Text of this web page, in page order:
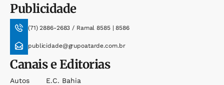
Publicidade
(71) 2886-2683 / Ramal 8585 | 8586
publicidade@grupoatarde.com.br
Canais e Editorias
Autos
E.c. Bahia